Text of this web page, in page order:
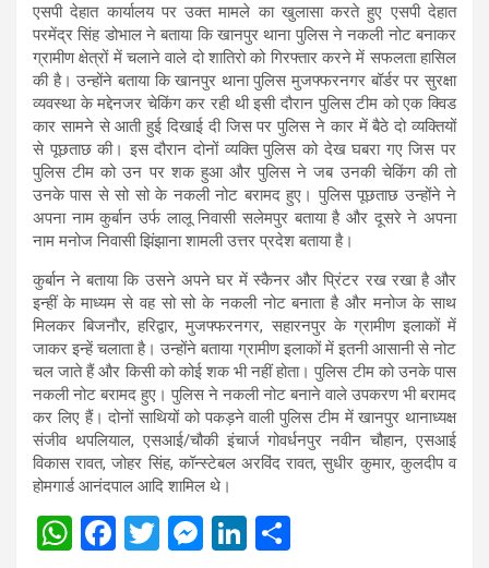
एसपी देहात कार्यालय पर उक्त मामले का खुलासा करते हुए एसपी देहात
परमेंद्र सिंह डोभाल ने बताया कि खानपुर थाना पुलिस ने नकली नोट बनाकर
ग्रामीण क्षेत्रों में चलाने वाले दो शातिरो को गिरफ्तार करने में सफलता हासिल
की है। उन्होंने बताया कि खानपुर थाना पुलिस मुजफ्फरनगर बॉर्डर पर सुरक्षा
व्यवस्था के मद्देनजर चेकिंग कर रही थी इसी दौरान पुलिस टीम को एक क्विड
कार सामने से आती हुई दिखाई दी जिस पर पुलिस ने कार में बैठे दो व्यक्तियों
से पूछताछ की। इस दौरान दोनों व्यक्ति पुलिस को देख घबरा गए जिस पर
पुलिस टीम को उन पर शक हुआ और पुलिस ने जब उनकी चेकिंग की तो
उनके पास से सो सो के नकली नोट बरामद हुए। पुलिस पूछताछ उन्होंने ने
अपना नाम कुर्बान उर्फ लालू निवासी सलेमपुर बताया है और दूसरे ने अपना
नाम मनोज निवासी झिंझाना शामली उत्तर प्रदेश बताया है।
कुर्बान ने बताया कि उसने अपने घर में स्कैनर और प्रिंटर रख रखा है और
इन्हीं के माध्यम से वह सो सो के नकली नोट बनाता है और मनोज के साथ
मिलकर बिजनौर, हरिद्वार, मुजफ्फरनगर, सहारनपुर के ग्रामीण इलाकों में
जाकर इन्हें चलाता है। उन्होंने बताया ग्रामीण इलाकों में इतनी आसानी से नोट
चल जाते हैं और किसी को कोई शक भी नहीं होता। पुलिस टीम को उनके पास
नकली नोट बरामद हुए। पुलिस ने नकली नोट बनाने वाले उपकरण भी बरामद
कर लिए हैं। दोनों साथियों को पकड़ने वाली पुलिस टीम में खानपुर थानाध्यक्ष
संजीव थपलियाल, एसआई/चौकी इंचार्ज गोवर्धनपुर नवीन चौहान, एसआई
विकास रावत, जोहर सिंह, कॉन्स्टेबल अरविंद रावत, सुधीर कुमार, कुलदीप व
होमगार्ड आनंदपाल आदि शामिल थे।
W F
T
M Li